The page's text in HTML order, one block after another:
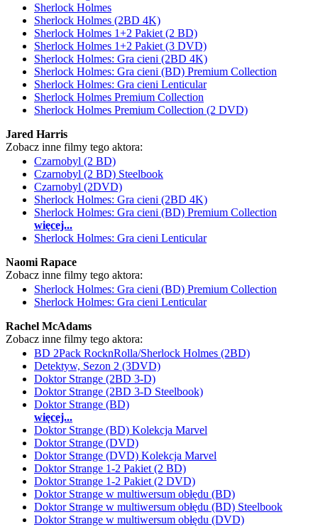
Sherlock Holmes
Sherlock Holmes (2BD 4K)
Sherlock Holmes 1+2 Pakiet (2 BD)
Sherlock Holmes 1+2 Pakiet (3 DVD)
Sherlock Holmes: Gra cieni (2BD 4K)
Sherlock Holmes: Gra cieni (BD) Premium Collection
Sherlock Holmes: Gra cieni Lenticular
Sherlock Holmes Premium Collection
Sherlock Holmes Premium Collection (2 DVD)
Jared Harris
Zobacz inne filmy tego aktora:
Czarnobyl (2 BD)
Czarnobyl (2 BD) Steelbook
Czarnobyl (2DVD)
Sherlock Holmes: Gra cieni (2BD 4K)
Sherlock Holmes: Gra cieni (BD) Premium Collection
więcej...
Sherlock Holmes: Gra cieni Lenticular
Naomi Rapace
Zobacz inne filmy tego aktora:
Sherlock Holmes: Gra cieni (BD) Premium Collection
Sherlock Holmes: Gra cieni Lenticular
Rachel McAdams
Zobacz inne filmy tego aktora:
BD 2Pack RocknRolla/Sherlock Holmes (2BD)
Detektyw, Sezon 2 (3DVD)
Doktor Strange (2BD 3-D)
Doktor Strange (2BD 3-D Steelbook)
Doktor Strange (BD)
więcej...
Doktor Strange (BD) Kolekcja Marvel
Doktor Strange (DVD)
Doktor Strange (DVD) Kolekcja Marvel
Doktor Strange 1-2 Pakiet (2 BD)
Doktor Strange 1-2 Pakiet (2 DVD)
Doktor Strange w multiwersum obłędu (BD)
Doktor Strange w multiwersum obłędu (BD) Steelbook
Doktor Strange w multiwersum obłędu (DVD)